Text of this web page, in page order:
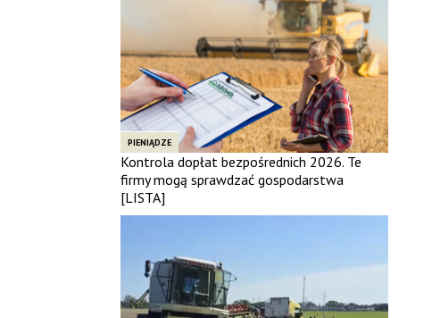
PIENIĄDZE
Kontrola dopłat bezpośrednich 2026. Te
firmy mogą sprawdzać gospodarstwa
[LISTA]